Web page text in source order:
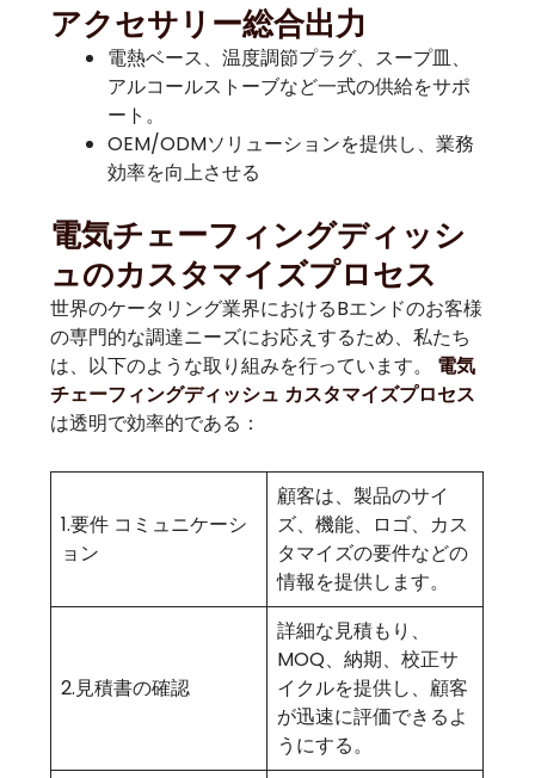
アクセサリー総合出力
電熱ベース、温度調節プラグ、スープ皿、
アルコールストーブなど一式の供給をサポ
ート。
OEM/ODMソリューションを提供し、業務
効率を向上させる
電気チェーフィングディッシ
ュのカスタマイズプロセス
世界のケータリング業界におけるBエンドのお客様
の専門的な調達ニーズにお応えするため、私たち
は、以下のような取り組みを行っています。
電気
チェーフィングディッシュ カスタマイズプロセス
は透明で効率的である：
1.要件 コミュニケーシ
ョン
顧客は、製品のサイ
ズ、機能、ロゴ、カス
タマイズの要件などの
情報を提供します。
2.見積書の確認
詳細な見積もり、
MOQ、納期、校正サ
イクルを提供し、顧客
が迅速に評価できるよ
うにする。